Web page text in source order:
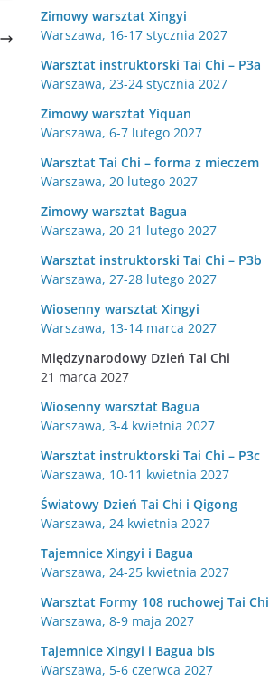
Zimowy warsztat Xingyi
Warszawa, 16-17 stycznia 2027
Warsztat instruktorski Tai Chi – P3a
Warszawa, 23-24 stycznia 2027
Zimowy warsztat Yiquan
Warszawa, 6-7 lutego 2027
Warsztat Tai Chi – forma z mieczem
Warszawa, 20 lutego 2027
Zimowy warsztat Bagua
Warszawa, 20-21 lutego 2027
Warsztat instruktorski Tai Chi – P3b
Warszawa, 27-28 lutego 2027
Wiosenny warsztat Xingyi
Warszawa, 13-14 marca 2027
Międzynarodowy Dzień Tai Chi
21 marca 2027
Wiosenny warsztat Bagua
Warszawa, 3-4 kwietnia 2027
Warsztat instruktorski Tai Chi – P3c
Warszawa, 10-11 kwietnia 2027
Światowy Dzień Tai Chi i Qigong
Warszawa, 24 kwietnia 2027
Tajemnice Xingyi i Bagua
Warszawa, 24-25 kwietnia 2027
Warsztat Formy 108 ruchowej Tai Chi
Warszawa, 8-9 maja 2027
Tajemnice Xingyi i Bagua bis
Warszawa, 5-6 czerwca 2027